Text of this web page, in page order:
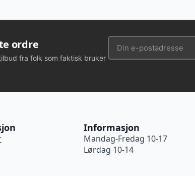
ordre
fra folk som faktisk bruker
Informasjon
Mandag-Fredag 10-17
Lørdag 10-14